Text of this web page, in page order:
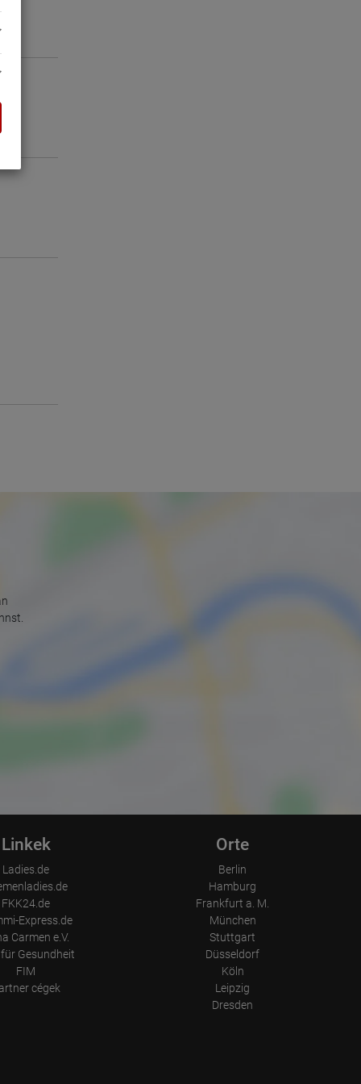
Linkek
Ladies.de
FKK24.de
Express.de
Carmen e.V.
Gesundheit
FIM
cégek
Orte
Berlin
Hamburg
Frankfurt a. M.
München
Stuttgart
Düsseldorf
Köln
Leipzig
Dresden